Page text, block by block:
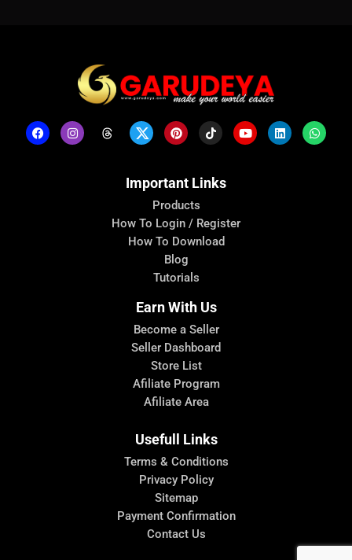
Important Links
Products
How To Login / Register
How To Download
Blog
Tutorials
Earn With Us
Become a Seller
Seller Dashboard
Store List
Afiliate Program
Afiliate Area
Usefull Links
Terms & Conditions
Privacy Policy
Sitemap
Payment Confirmation
Contact Us